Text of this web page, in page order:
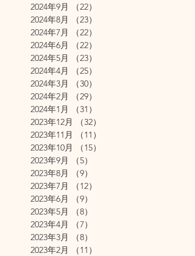
2024年9月
（22）
2024年8月
（23）
2024年7月
（22）
2024年6月
（22）
2024年5月
（23）
2024年4月
（25）
2024年3月
（30）
2024年2月
（29）
2024年1月
（31）
2023年12月
（32）
2023年11月
（11）
2023年10月
（15）
2023年9月
（5）
2023年8月
（9）
2023年7月
（12）
2023年6月
（9）
2023年5月
（8）
2023年4月
（7）
2023年3月
（8）
2023年2月
（11）